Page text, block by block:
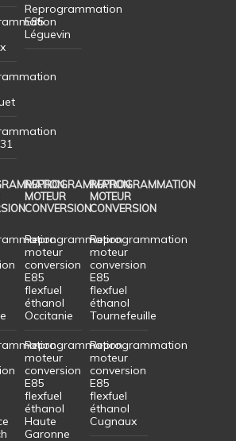
Reprogrammation
E85
Léguevin
REPROGRAMMATION
MOTEUR
CONVERSION
Reprogrammation
moteur
conversion
E85
flexfuel
éthanol
Occitanie
Reprogrammation
moteur
conversion
E85
flexfuel
éthanol
Haute
Garonne
REPROGRAMMATION
MOTEUR
CONVERSION
Reprogrammation
moteur
conversion
E85
flexfuel
éthanol
Tournefeuille
Reprogrammation
moteur
conversion
E85
flexfuel
éthanol
Cugnaux